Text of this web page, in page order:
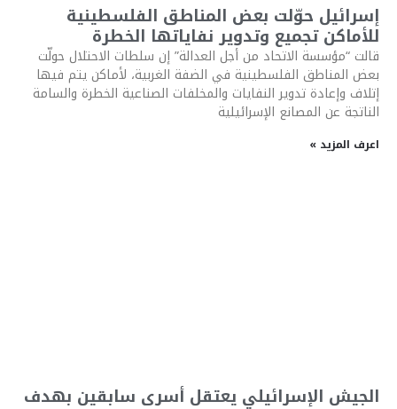
إسرائيل حوّلت بعض المناطق الفلسطينية
للأماكن تجميع وتدوير نفاياتها الخطرة
قالت “مؤسسة الاتحاد من أجل العدالة” إن سلطات الاحتلال حولّت
بعض المناطق الفلسطينية في الضفة الغربية، لأماكن يتم فيها
إتلاف وإعادة تدوير النفايات والمخلفات الصناعية الخطرة والسامة
الناتجة عن المصانع الإسرائيلية
اعرف المزيد »
الجيش الإسرائيلي يعتقل أسرى سابقين بهدف